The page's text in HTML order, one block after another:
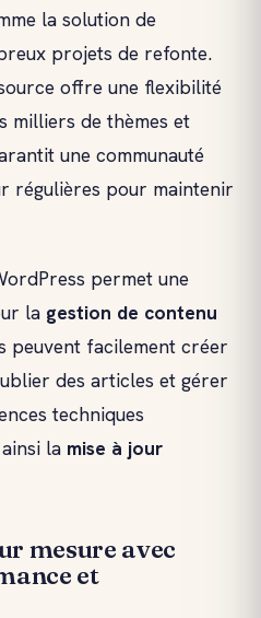
la solution de
projets de refonte.
offre une flexibilité
milliers de thèmes et
une communauté
régulières pour maintenir
permet une
la gestion de contenu
peuvent facilement créer
des articles et gérer
techniques
la mise à jour
mesure avec
et